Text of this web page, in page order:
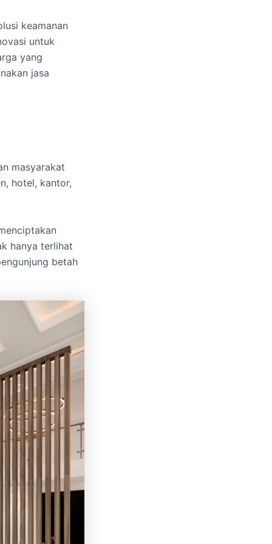
keamanan
untuk
yang
jasa
masyarakat
hotel, kantor,
hanya terlihat
betah